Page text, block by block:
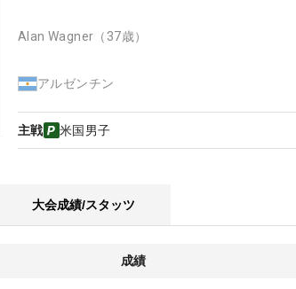
Alan Wagner （37歳）
アルゼンチン
主戦 米国男子
大会成績/スタッツ
成績